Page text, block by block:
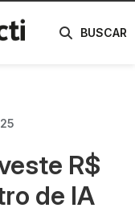
BUSCAR
R$
de IA